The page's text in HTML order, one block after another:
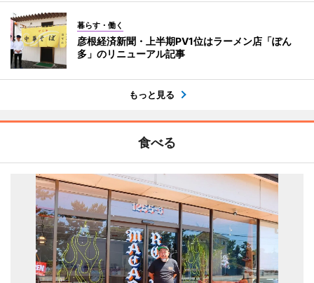
暮らす・働く
彦根経済新聞・上半期PV1位はラーメン店「ぽん
多」のリニューアル記事
もっと見る
食べる